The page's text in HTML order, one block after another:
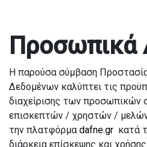
Προσωπικά
Η παρούσα σύμβαση
Δεδομένων καλύπτει τις
διαχείρισης των προσωπικών
επισκεπτών / χρηστών / μελών
την πλατφόρμα dafne.gr κατά
διάρκεια επίσκεψης και